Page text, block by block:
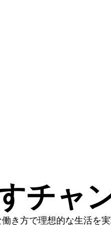
チャ
き方で理想的な生活を